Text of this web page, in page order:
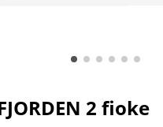
2 fioke